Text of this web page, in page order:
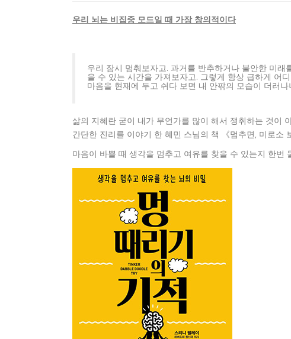
우리 뇌는 비집중 모드일 때 가장 창의적이다
우리 잠시 멈춰보자고. 과거를 반추하거나 불안한 미
을 수 있는 시간을 가져보자고. 그렇게 항상 급하게 어
마음을 현재에 두고 쉬다 보면 내 안팎의 모습이 더러
삶의 지혜란 굳이 내가 무언가를 많이 해서 쟁취하는 것이
간단한 진리를 이야기 한 혜민 스님의 책 《멈추면, 미로소
마음이 바쁠 때 생각을 멈추고 여유를 찾을 수 있는지 한번